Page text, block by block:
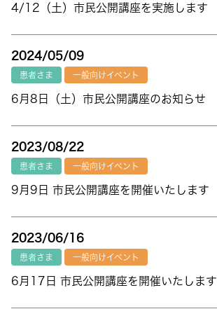
4/12（土）市民公開講座を実施します
2024/05/09
患者さま 一般向けイベント
6月8日（土）市民公開講座のお知らせ
2023/08/22
患者さま 一般向けイベント
9月9日 市民公開講座を開催いたします
2023/06/16
患者さま 一般向けイベント
6月17日 市民公開講座を開催いたします